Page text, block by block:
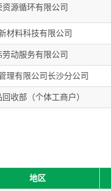
源循环有限公司
材料科技有限公司
动服务有限公司
理有限公司长沙分公司
收部（个体工商户）
地区